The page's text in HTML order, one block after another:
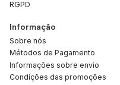
RGPD
Informação
Sobre nós
Métodos de Pagamento
Informações sobre envio
Condições das promoções